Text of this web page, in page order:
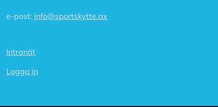
e-post: info@sportskytte.ax
Intranät
Logga in